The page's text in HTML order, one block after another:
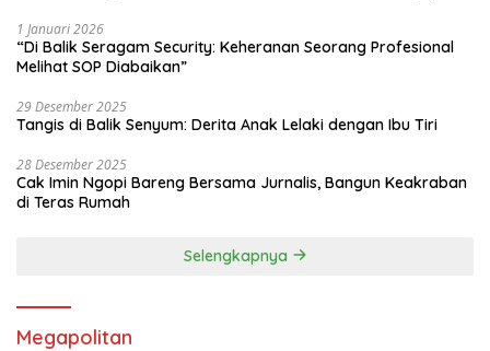
1 Januari 2026
“Di Balik Seragam Security: Keheranan Seorang Profesional
Melihat SOP Diabaikan”
29 Desember 2025
Tangis di Balik Senyum: Derita Anak Lelaki dengan Ibu Tiri
28 Desember 2025
Cak Imin Ngopi Bareng Bersama Jurnalis, Bangun Keakraban
di Teras Rumah
Selengkapnya
Megapolitan